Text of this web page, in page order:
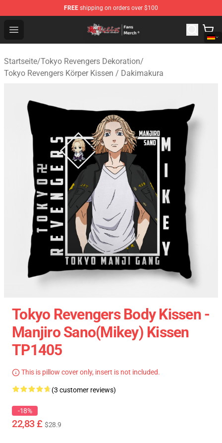
FREE shipping on orders over $100
Open menu
Tokyo Revengers Store - Official Tokyo Revengers
Startseite/Tokyo Revengers Dekoration/
Tokyo Revengers Körper Kissen / Dakimakura
Tokyo Revengers Body Kissen -
Manjiro Sano(Mikey) Kissen
TP1405
This is pillow cover only, insert is not included.
(3 customer reviews)
-18%
22,83 £ $28.9